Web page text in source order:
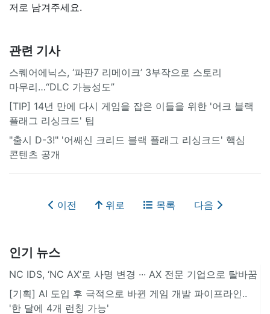
저로 남겨주세요.
관련 기사
스퀘어에닉스, ‘파판7 리메이크’ 3부작으로 스토리
마무리…“DLC 가능성도”
[TIP] 14년 만에 다시 게임을 잡은 이들을 위한 '어크 블랙
플래그 리싱크드' 팁
"출시 D-3!" '어쌔신 크리드 블랙 플래그 리싱크드' 핵심
콘텐츠 공개
이전 위로 목록 다음
인기 뉴스
NC IDS, ‘NC AX’로 사명 변경 ∙∙∙ AX 전문 기업으로 탈바꿈
[기획] AI 도입 후 극적으로 바뀐 게임 개발 파이프라인..
'한 달에 4개 런칭 가능'